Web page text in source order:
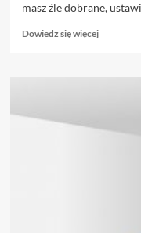
masz źle dobrane,
Dowiedz się więcejDowiedz